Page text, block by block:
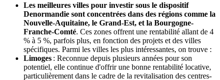
Les meilleures villes pour investir sous le dispositif
Denormandie sont concentrées dans des régions comme la
Nouvelle-Aquitaine, le Grand-Est, et la Bourgogne-
Franche-Comté. Ces zones offrent une rentabilité allant de 4
% à 5 %, parfois plus, en fonction des projets et des villes
spécifiques. Parmi les villes les plus intéressantes, on trouve :
Limoges : Reconnue depuis plusieurs années pour son
potentiel, elle continue d'offrir une bonne rentabilité locative,
particulièrement dans le cadre de la revitalisation des centres-